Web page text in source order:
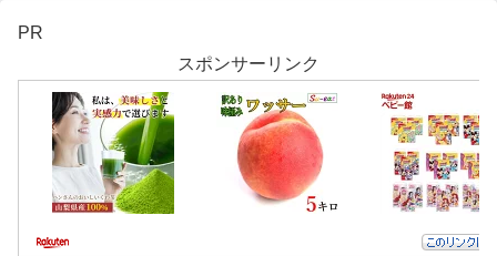
PR
スポンサーリンク